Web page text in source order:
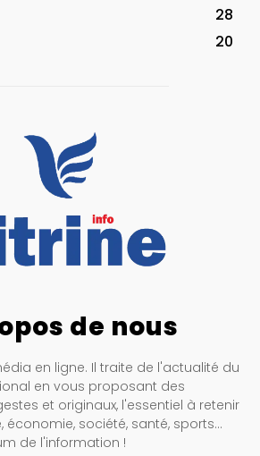
28
20
de nous
en ligne. Il traite de l'actualité du
en vous proposant des
et originaux, l'essentiel à retenir
économie, société, santé, sports…
de l'information !